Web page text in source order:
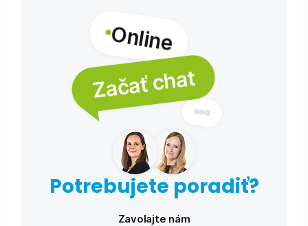
Online
Začať chat
Potrebujete poradiť?
Zavolajte nám